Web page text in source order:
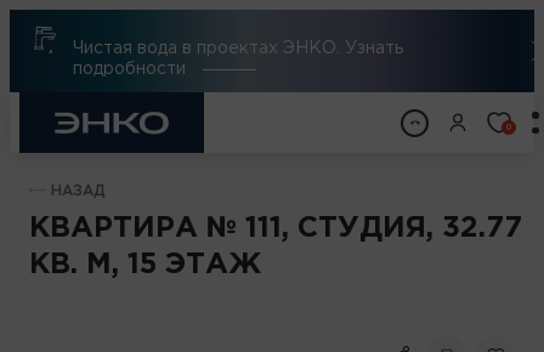
Чистая вода в проектах ЭНКО. Узнать
подробности
0
НАЗАД
КВАРТИРА № 111, СТУДИЯ, 32.77
КВ. М, 15 ЭТАЖ